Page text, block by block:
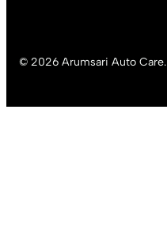
© 2026 Arumsari Auto Care.